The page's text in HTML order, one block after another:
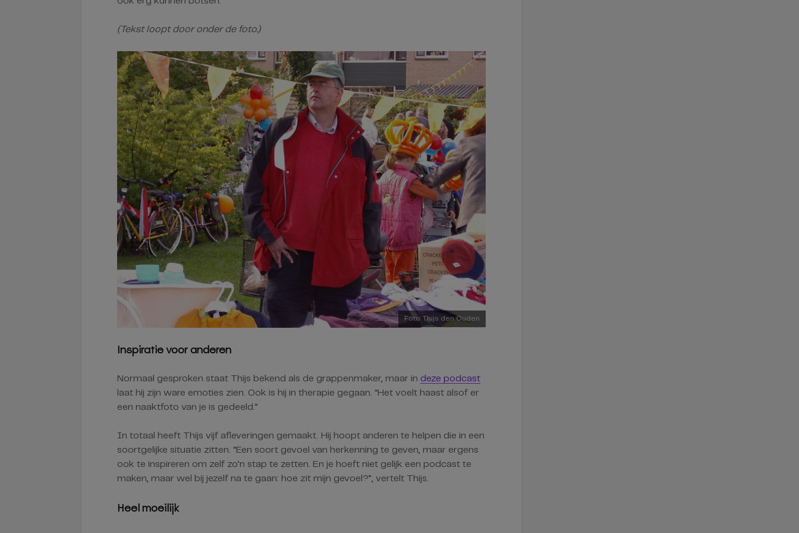
(Tekst loopt door onder de foto.)
Foto: Thijs den Ouden
Inspiratie voor anderen
Normaal gesproken staat Thijs bekend als de grappenmaker, maar in deze podcast
laat hij zijn ware emoties zien. Ook is hij in therapie gegaan. “Het voelt haast alsof er
een naaktfoto van je is gedeeld.”
In totaal heeft Thijs vijf afleveringen gemaakt. Hij hoopt anderen te helpen die in een
soortgelijke situatie zitten. “Een soort gevoel van herkenning te geven, maar ergens
ook te inspireren om zelf zo’n stap te zetten. En je hoeft niet gelijk een podcast te
maken, maar wel bij jezelf na te gaan: hoe zit mijn gevoel?”, vertelt Thijs.
Heel moeilijk